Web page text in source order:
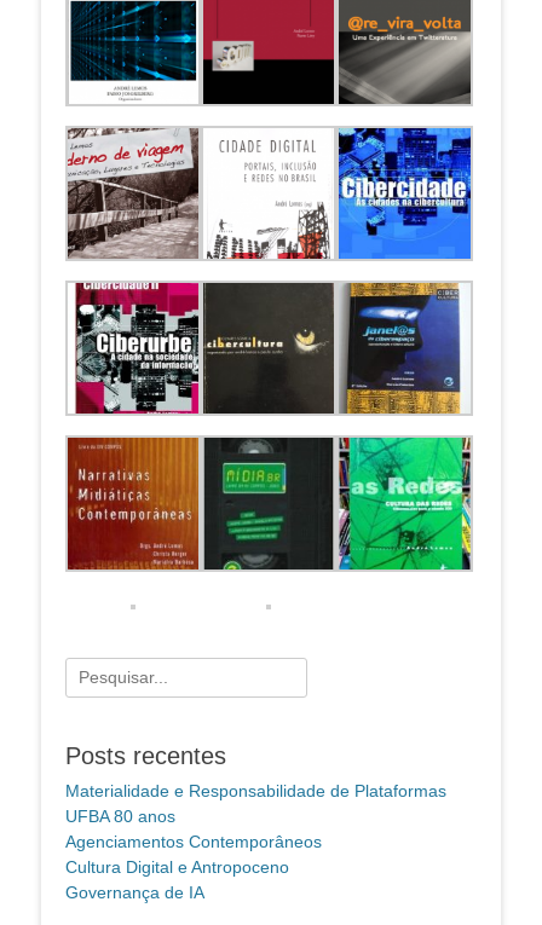
Pesquisar
por:
Posts recentes
Materialidade e Responsabilidade de Plataformas
UFBA 80 anos
Agenciamentos Contemporâneos
Cultura Digital e Antropoceno
Governança de IA